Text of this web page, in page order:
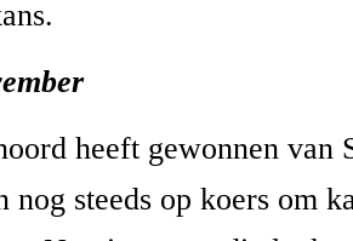
heeft gewonnen van
nog steeds op koers om